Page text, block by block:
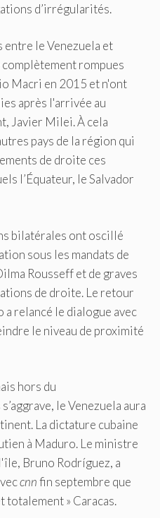
d’irrégularités.
le Venezuela et
rompues
Macri en 2015 et n'ont
après l'arrivée au
Javier Milei. À cela
pays de la région qui
de droite ces
l’Équateur, le Salvador
bilatérales ont oscillé
sous les mandats de
Rousseff et de graves
de droite. Le retour
a relancé le dialogue avec
le niveau de proximité
le Venezuela aura
La dictature cubaine
à Maduro. Le ministre
Bruno Rodríguez, a
cnnfin septembre que
totalement » Caracas.